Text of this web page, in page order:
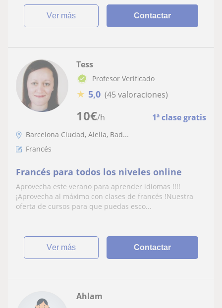
ver más Contactar
10€/h 1ª clase gratis
Tess
Profesor Verificado
★ 5,0 (45 valoraciones)
Barcelona Ciudad, Alella, Bad...
Francés
Francés para todos los niveles online
Aprovecha este verano para aprender idiomas !!!!
¡Aprovecha al máximo con clases de francés !Nuestra
oferta de cursos para que puedas esco...
ver más Contactar
Ahlam